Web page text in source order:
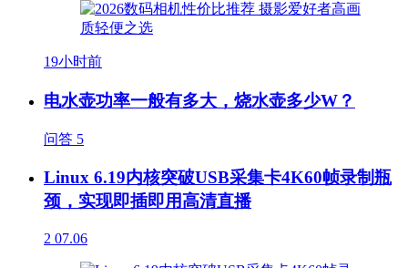
19小时前
电水壶功率一般有多大，烧水壶多少W？
问答 5
Linux 6.19内核突破USB采集卡4K60帧录制瓶
颈，实现即插即用高清直播
2 07.06